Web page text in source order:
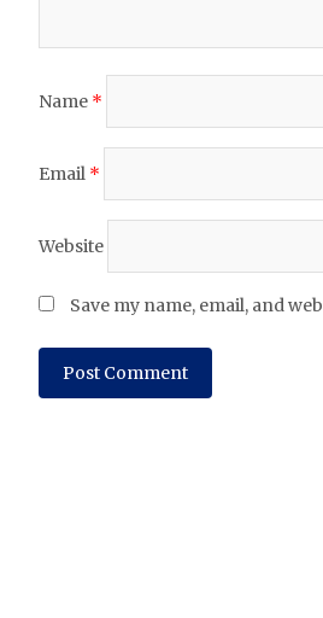
Name *
Email *
Website
Save my name, email, and